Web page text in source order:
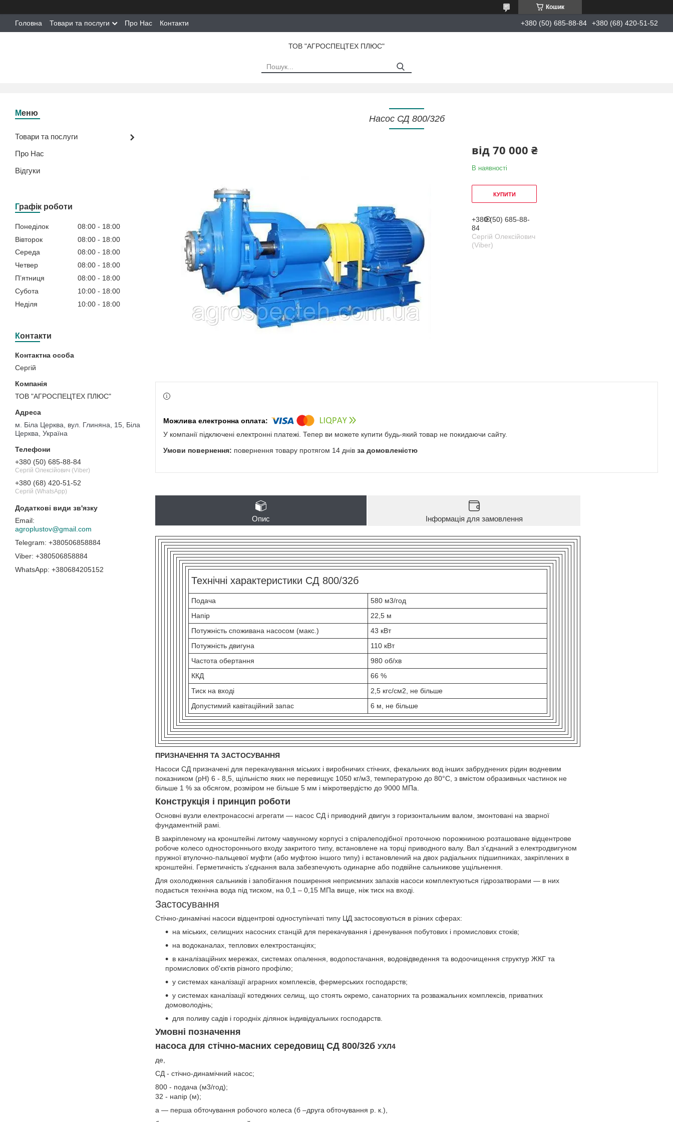
Кошик
Головна Товари та послуги Про Нас Контакти +380 (50) 685-88-84 +380 (68) 420-51-52
ТОВ "АГРОСПЕЦТЕХ ПЛЮС"
Товари та послуги
Про Нас
Відгуки
Графік роботи
Понеділок 08:00
18:00
Вівторок
08:00
18:00
Середа
08:00
18:00
Четвер
08:00
18:00
Пʼятниця
08:00
18:00
Субота
10:00
18:00
Неділя
10:00 18:00
Контакти
Сергій
ТОВ "АГРОСПЕЦТЕХ ПЛЮС"
м. Біла Церква, вул. Глиняна, 15, Біла
Церква, Україна
+380 (50) 685-88-84
Сергій Олексійович (Viber)
+380 (68) 420-51-52
Сергій (WhatsApp)
agroplustov@gmail.com
+380506858884
+380506858884
+380684205152
Насос СД 800/32б
від70 000 ₴
В наявності
КУПИТИ
+380 (50) 685-88-
84
Сергій Олексійович
(Viber)
У компанії підключені електронні платежі. Тепер ви можете купити будь-який товар не покидаючи сайту.
повернення товару протягом 14 днів за домовленістю
Опис Інформація для замовлення
Технічні характеристики СД 800/32б
Подача
580 м3/год
Напір
22,5 м
Потужність споживана насосом (макс.)
43 кВт
Потужність двигуна
110 кВт
Частота обертання
980 об/хв
ККД
66 %
Тиск на вході
2,5 кгс/см2, не більше
Допустимий кавітаційний запас
6 м, не більше
ПРИЗНАЧЕННЯ ТА ЗАСТОСУВАННЯ
Насоси СД призначені для перекачування міських і виробничих стічних, фекальних вод інших забруднених рідин водневим
показником (рН) 6 - 8,5, щільністю яких не перевищує 1050 кг/м3, температурою до 80°С, з вмістом образивных частинок не
більше 1 % за обсягом, розміром не більше 5 мм і мікротвердістю до 9000 МПа.
Конструкція і принцип роботи
Основні вузли електронасосні агрегати — насос СД і приводний двигун з горизонтальним валом, змонтовані на зварної
фундаментній рамі.
В закріпленому на кронштейні литому чавунному корпусі з спіралеподібної проточною порожниною розташоване відцентрове
робоче колесо одностороннього входу закритого типу, встановлене на торці приводного валу. Вал з'єднаний з електродвигуном
пружної втулочно-пальцевої муфти (або муфтою іншого типу) і встановлений на двох радіальних підшипниках, закріплених в
кронштейні. Герметичність з'єднання вала забезпечують одинарне або подвійне сальникове ущільнення.
Для охолодження сальників і запобігання поширення неприємних запахів насоси комплектуються гідрозатворами — в них
подається технічна вода під тиском, на 0,1 – 0,15 МПа вище, ніж тиск на вході.
Застосування
Стічно-динамічні насоси відцентрові одноступінчаті типу ЦД застосовуються в різних сферах:
на міських, селищних насосних станцій для перекачування і дренування побутових і промислових стоків;
на водоканалах, теплових електростанціях;
в каналізаційних мережах, системах опалення, водопостачання, водовідведення та водоочищення структур ЖКГ та
промислових об'єктів різного профілю;
у системах каналізації аграрних комплексів, фермерських господарств;
у системах каналізації котеджних селищ, що стоять окремо, санаторних та розважальних комплексів, приватних
домоволодінь;
для поливу садів і городніх ділянок індивідуальних господарств.
Умовні позначення
насоса для стічно-масних середовищ СД 800/32б УХЛ4
де,
СД - стічно-динамічний насос;
800 - подача (м3/год);
32 - напір (м);
а — перша обточування робочого колеса (б –друга обточування р. к.),